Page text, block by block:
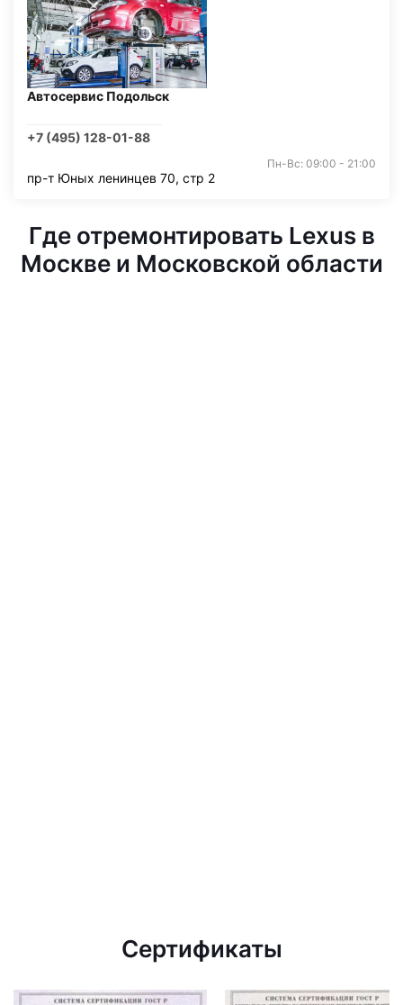
Автосервис Подольск
+7 (495) 128-01-88
Пн-Вс: 09:00 - 21:00
пр-т Юных ленинцев 70, стр 2
Где отремонтировать Lexus в
Москве и Московской области
Сертификаты